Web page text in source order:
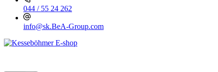
044 / 55 24 262
info@sk.BeA-Group.com